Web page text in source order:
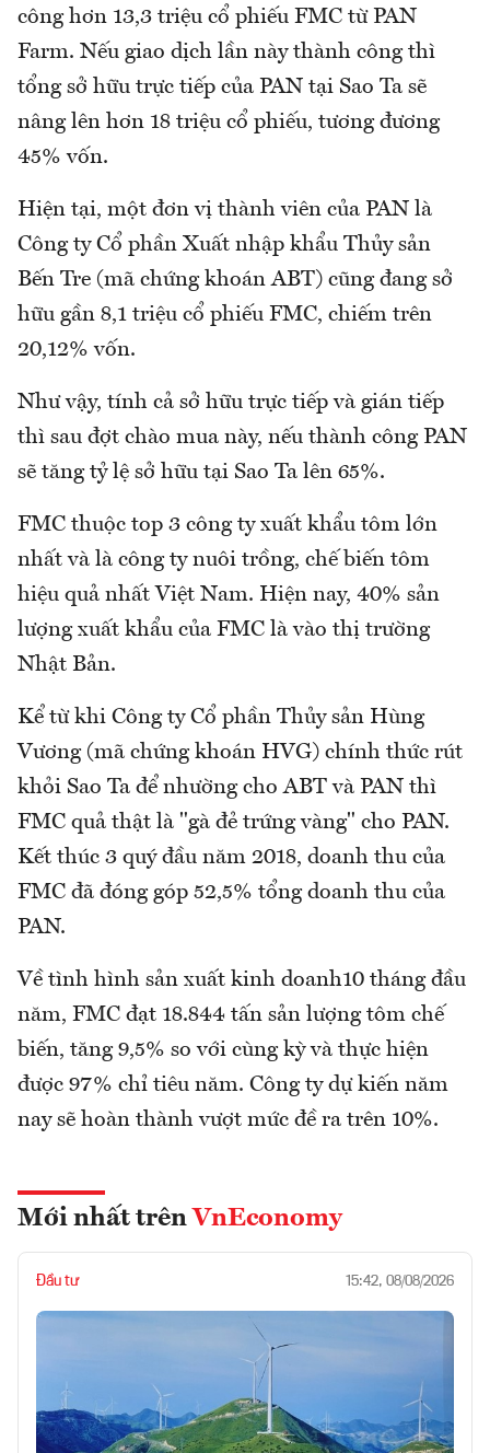
công hơn 13,3 triệu cổ phiếu FMC từ PAN
Farm. Nếu giao dịch lần này thành công thì
tổng sở hữu trực tiếp của PAN tại Sao Ta sẽ
nâng lên hơn 18 triệu cổ phiếu, tương đương
45% vốn.
Hiện tại, một đơn vị thành viên của PAN là
Công ty Cổ phần Xuất nhập khẩu Thủy sản
Bến Tre (mã chứng khoán ABT) cũng đang sở
hữu gần 8,1 triệu cổ phiếu FMC, chiếm trên
20,12% vốn.
Như vậy, tính cả sở hữu trực tiếp và gián tiếp
thì sau đợt chào mua này, nếu thành công PAN
sẽ tăng tỷ lệ sở hữu tại Sao Ta lên 65%.
FMC thuộc top 3 công ty xuất khẩu tôm lớn
nhất và là công ty nuôi trồng, chế biến tôm
hiệu quả nhất Việt Nam. Hiện nay, 40% sản
lượng xuất khẩu của FMC là vào thị trường
Nhật Bản.
Kể từ khi Công ty Cổ phần Thủy sản Hùng
Vương (mã chứng khoán HVG) chính thức rút
khỏi Sao Ta để nhường cho ABT và PAN thì
FMC quả thật là "gà đẻ trứng vàng" cho PAN.
Kết thúc 3 quý đầu năm 2018, doanh thu của
FMC đã đóng góp 52,5% tổng doanh thu của
PAN.
Về tình hình sản xuất kinh doanh10 tháng đầu
năm, FMC đạt 18.844 tấn sản lượng tôm chế
biến, tăng 9,5% so với cùng kỳ và thực hiện
được 97% chỉ tiêu năm. Công ty dự kiến năm
nay sẽ hoàn thành vượt mức đề ra trên 10%.
Mới nhất trên VnEconomy
Đầu tư 15:42, 08/08/2026